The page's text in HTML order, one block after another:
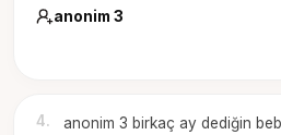
anonim 3
4.
anonim 3 birkaç ay dediğin